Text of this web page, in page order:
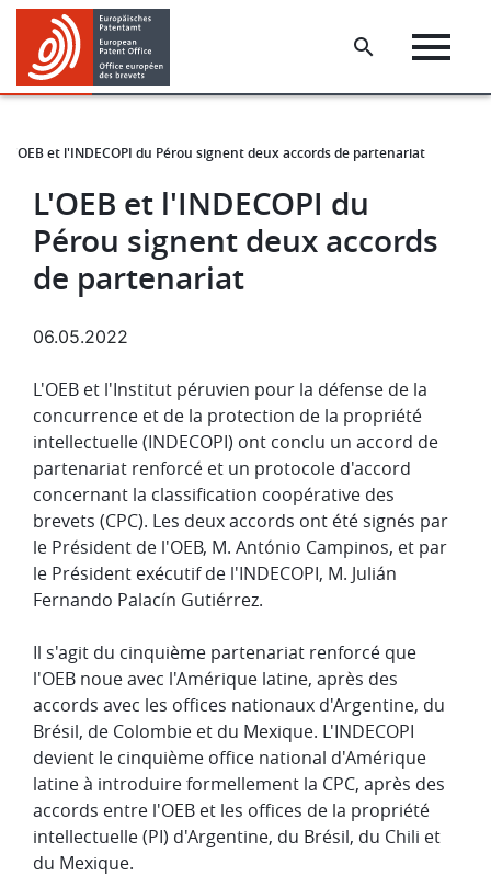
Skip
main
content
Skip
footer
L'OEB et l'INDECOPI du Pérou signent deux accords de partenariat
L'OEB et l'INDECOPI du
Pérou signent deux accords
de partenariat
06.05.2022
L'OEB et l'Institut péruvien pour la défense de la
concurrence et de la protection de la propriété
intellectuelle (INDECOPI) ont conclu un accord de
partenariat renforcé et un protocole d'accord
concernant la classification coopérative des
brevets (CPC). Les deux accords ont été signés par
le Président de l'OEB, M. António Campinos, et par
le Président exécutif de l'INDECOPI, M. Julián
Fernando Palacín Gutiérrez.
Il s'agit du cinquième partenariat renforcé que
l'OEB noue avec l'Amérique latine, après des
accords avec les offices nationaux d'Argentine, du
Brésil, de Colombie et du Mexique. L'INDECOPI
devient le cinquième office national d'Amérique
latine à introduire formellement la CPC, après des
accords entre l'OEB et les offices de la propriété
intellectuelle (PI) d'Argentine, du Brésil, du Chili et
du Mexique.